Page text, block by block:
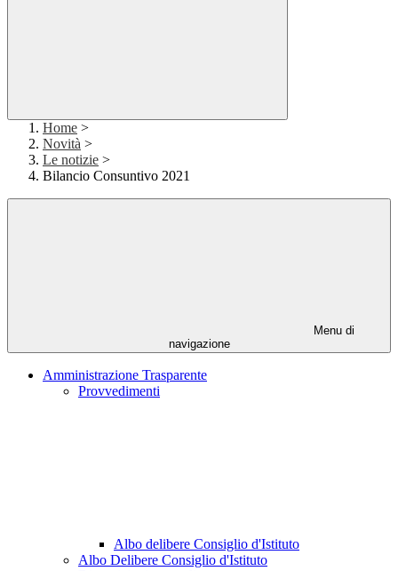
Home >
Novità >
Le notizie >
Bilancio Consuntivo 2021
Menu di
navigazione
Amministrazione Trasparente
Provvedimenti
Albo delibere Consiglio d'Istituto
Albo Delibere Consiglio d'Istituto